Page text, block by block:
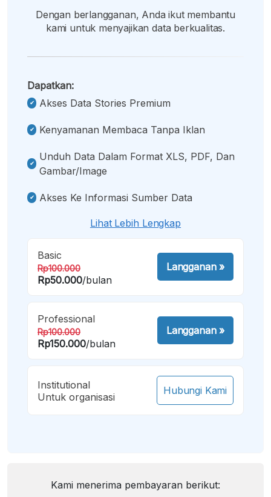
Dengan berlangganan, Anda ikut membantu
kami untuk menyajikan data berkualitas.
Dapatkan:
Akses Data Stories Premium
Kenyamanan Membaca Tanpa Iklan
Unduh Data Dalam Format XLS, PDF, Dan
Gambar/image
Akses Ke Informasi Sumber Data
Lihat Lebih Lengkap
Basic
Rp100.000
Rp50.000/bulan
Langganan»
Professional
Rp100.000
Rp150.000/bulan
Langganan»
Institutional
Untuk organisasi
Hubungi Kami
Kami menerima pembayaran berikut: